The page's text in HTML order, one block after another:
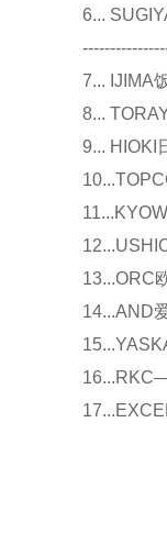
6...
7... IJIMA
8...
9... HIOKI
13...ORC
14...AND